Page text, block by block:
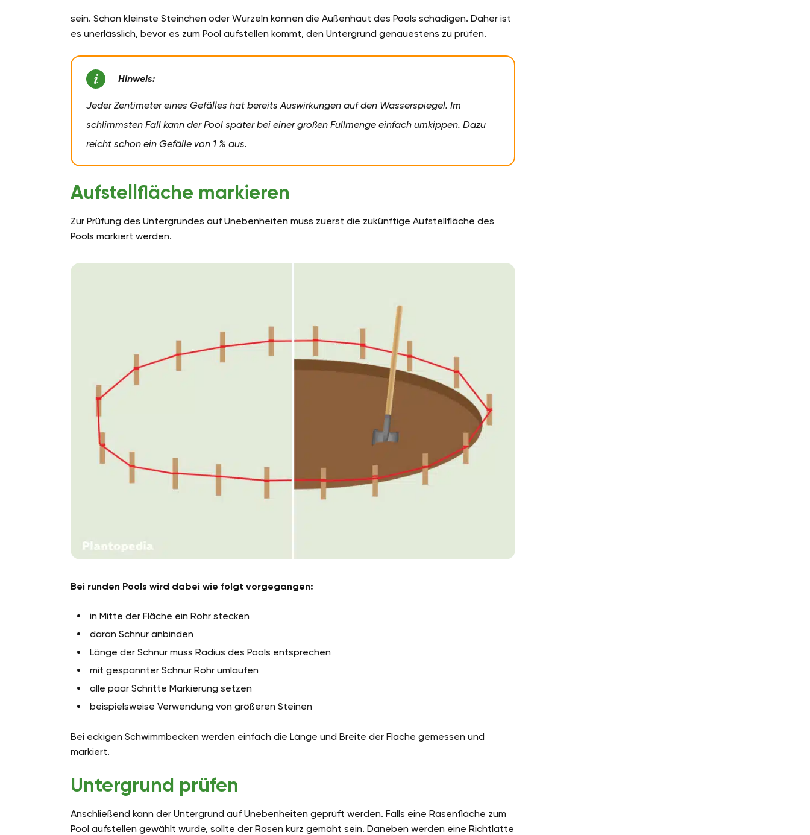
sein. Schon kleinste Steinchen oder Wurzeln können die Außenhaut des Pools schädigen. Daher ist
es unerlässlich, bevor es zum Pool aufstellen kommt, den Untergrund genauestens zu prüfen.
Hinweis:
Jeder Zentimeter eines Gefälles hat bereits Auswirkungen auf den Wasserspiegel. Im
schlimmsten Fall kann der Pool später bei einer großen Füllmenge einfach umkippen. Dazu
reicht schon ein Gefälle von 1 % aus.
Aufstellfläche markieren
Zur Prüfung des Untergrundes auf Unebenheiten muss zuerst die zukünftige Aufstellfläche des
Pools markiert werden.
Bei runden Pools wird dabei wie folgt vorgegangen:
in Mitte der Fläche ein Rohr stecken
daran Schnur anbinden
Länge der Schnur muss Radius des Pools entsprechen
mit gespannter Schnur Rohr umlaufen
alle paar Schritte Markierung setzen
beispielsweise Verwendung von größeren Steinen
Bei eckigen Schwimmbecken werden einfach die Länge und Breite der Fläche gemessen und
markiert.
Untergrund prüfen
Anschließend kann der Untergrund auf Unebenheiten geprüft werden. Falls eine Rasenfläche zum
Pool aufstellen gewählt wurde, sollte der Rasen kurz gemäht sein. Daneben werden eine Richtlatte